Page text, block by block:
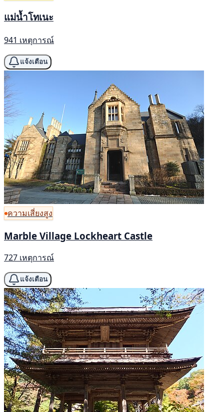
แม่น้ำโทเนะ
941 เหตุการณ์
แจ้งเตือน
ความเสี่ยงสูง
Marble Village Lockheart Castle
727 เหตุการณ์
แจ้งเตือน